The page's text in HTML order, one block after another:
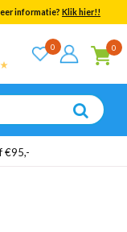
informatie? Klik hier!!
0 0
€95,-